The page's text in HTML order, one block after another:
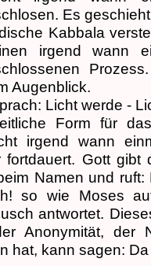
Es
Kabbala
irgend wann
Augenblick.
Licht werde -
Form für
irgend wann
fortdauert. Gott
Namen und
so wie Moses
antwortet.
Anonymität, der
hat, kann sagen: